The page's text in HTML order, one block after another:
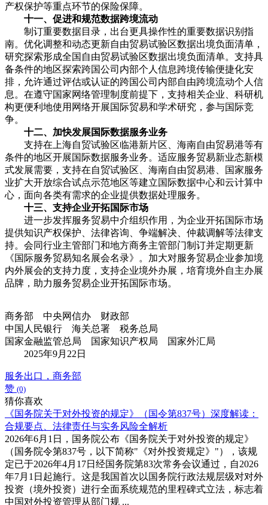
产权保护等重点环节的保险保障。
十一、促进和规范数据跨境流动
制订重要数据目录，出台更具操作性的重要数据识别指
南。优化调整和动态更新自由贸易试验区数据出境负面清单，
研究探索形成全国自由贸易试验区数据出境负面清单。支持具
备条件的地区探索跨国公司内部个人信息跨境传输便捷化安
排，允许通过评估或认证的跨国公司内部自由跨境流动个人信
息。在遵守国家网络管理制度前提下，支持相关企业、科研机
构更便利地使用网络开展国际贸易和学术研究，参与国际竞
争。
十二、加快发展国际数据服务业务
支持在上海自贸试验区临港新片区、海南自由贸易港等有
条件的地区开展国际数据服务业务。适应服务贸易新业态新模
式发展需要，支持在自贸试验区、海南自由贸易港、国家服务
业扩大开放综合试点示范地区等建立国际数据中心和云计算中
心，面向各类有需求的企业提供数据处理服务。
十三、支持企业开拓国际市场
进一步发挥服务贸易中介组织作用，为企业开拓国际市场
提供知识产权保护、法律咨询、争端解决、仲裁调解等法律支
持。会同行业主管部门和地方商务主管部门制订并定期更新
《国际服务贸易知名展会名录》。加大对服务贸易企业参加境
内外展会的支持力度，支持企业境外办展，培育境外自主办展
品牌，助力服务贸易企业开拓国际市场。
商务部 中央网信办 财政部
中国人民银行 海关总署 税务总局
国家金融监管总局 国家知识产权局 国家外汇局
2025年9月22日
服务出口，商务部
赞 (0)
猜你喜欢
《国务院关于对外投资的规定》（国令第837号）深度解读：
合规要点、法律责任与实务风险全解析
2026年6月1日，国务院公布《国务院关于对外投资的规定》
（国务院令第837号，以下简称"《对外投资规定》"），该规
定已于2026年4月17日经国务院第83次常务会议通过，自2026
年7月1日起施行。这是我国首次以国务院行政法规层级对对外
投资（境外投资）进行全面系统规范的里程碑式立法，标志着
中国对外投资管理从部门规 ...